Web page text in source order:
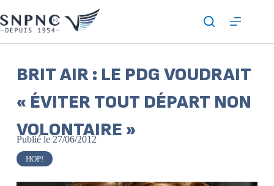
BRIT AIR : LE PDG VOUDRAIT
« ÉVITER TOUT DÉPART NON
VOLONTAIRE »
Publié le 27/06/2012
HOP!